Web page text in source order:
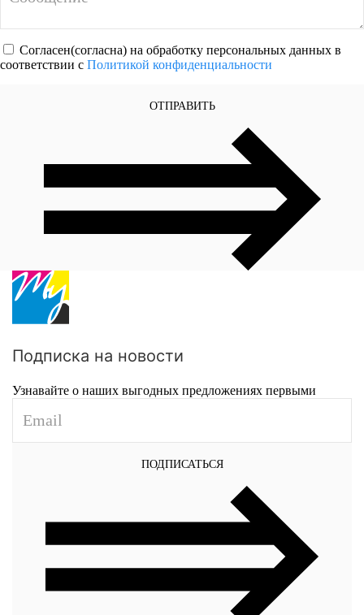
Согласен(согласна) на обработку персональных данных в
соответствии с Политикой конфиденциальности
ОТПРАВИТЬ
Подписка на новости
Узнавайте о наших выгодных предложениях первыми
ПОДПИСАТЬСЯ